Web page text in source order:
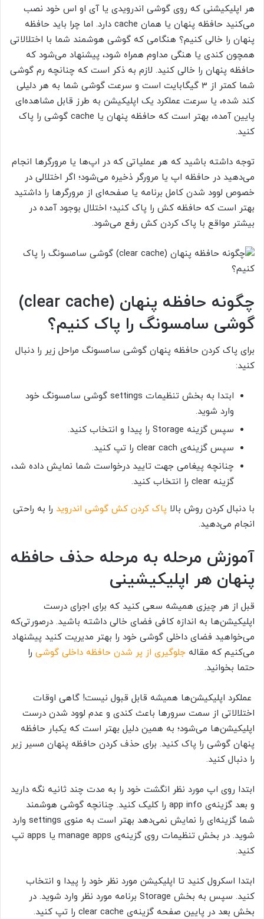
هر اپلیکیشنی که روی گوشی اندرویدی یا آی او اس خود نصب
می‌کنید حافظه پنهان یا همان cache
دارد. اما چرا باید حافظه
پنهان را خالی کنیم؟ هنگامی که گوشی هوشمند شما با اختلالاتی
همچون کندی یا هنگی مداوم همراه شود، پیشنهاد می‌شود که
حافظه پنهان را خالی کنید. لازم به ذکر است که چنانچه رم گوشی
شما کمتر از 3 گیگابایت است و سرعت گوشی شما به هر دلیلی
کند شده، یا سرعت عملکرد یک اپلیکیشن به طرز قابل مشاهده‌ای
پایین آمده، بهتر است که حافظه پنهان یا cache گوشی را پاک
کنید.
توجه داشته باشید که هر عملیاتی که در اپ‌ها یا مرورگر‌ها انجام
می‌دهید در حافظه اپ یا مرورگر ذخیره می‌شود؛ اگر اختلالی در
خصوص لوود شدن کامل برنامه یا صفحه‌ای از مرورگر‌ها را داشتید
بهتر است که حافظه کش را پاک کنید؛ اختلال بوجود آمده در
بیشتر مواقع با پاک کردن کش رفع می‌شود.
چگونه حافظه پنهان (clear cache
)
گوشی سامسونگ را پاک کنیم؟
برای پاک کردن حافظه پنهان گوشی سامسونگ مراحل زیر را دنبال
کنید:
ابتدا به بخش تنظیمات setting s
گوشی سامسونگ خود
وارد شوید.
سپس گزینه Storage را پیدا و انتخاب کنید.
سپس گزینه‌ی clear cach را تپ کنید.
چنانچه پیغامی جهت تایید درخواست شما نمایش داده شد،
گزینه clear را انتخاب کنید.
با دنبال کردن روش بالا پاک کردن کش گوشی اندروید را به راحتی
انجام می‌دهید.
آموزش مرحله به مرحله حذف حافظه
پنهان هر اپلیکیشینی
قبل از هر چیزی همیشه سعی کنید که برای اجرای درست
اپلیکیشن‌ها به اندازه کافی فضای خالی داشته باشید. درصورتی‌که
می‌خواهید فضای داخلی گوشی خود را بهتر مدیریت کنید پیشنهاد
می‌کنیم که مقاله جلوگیری از پر شدن حافظه داخلی گوشی را
حتما بخوانید.
عملکرد اپلیکیشن‌ها همیشه قابل قبول نیست! گاهی اوقات
اختلالاتی از سمت سرور‌ها باعث کندی و عدم لوود شدن درست
اپلیکیشن‌ها می‌شود؛ به همین دلیل بهتر است که یکبار حافظه
پنهان گوشی را پاک کنید. برای حذف کردن حافظه پنهان مسیر زیر
را دنبال کنید.
ابتدا روی اپ مورد نظر انگشت خود را به مدت چند ثانیه نگه دارید
و بعد گزینه‌ی app info را کلیک کنید. چنانچه گوشی هوشمند
شما گزینه‌ای را نمایش نمی‌دهد بهتر است به منوی settings وارد
شوید. در بخش تنظیمات روی گزینه‌ی manage apps یا apps تپ
کنید.
ابتدا اسکرول کنید تا اپلیکیشن مورد نظر خود را پیدا و انتخاب
کنید. سپس به بخش Storage برنامه مورد نظر وارد شوید. در
بخش بعد در پایین صفحه گزینه‌ی clear cache را تپ کنید.